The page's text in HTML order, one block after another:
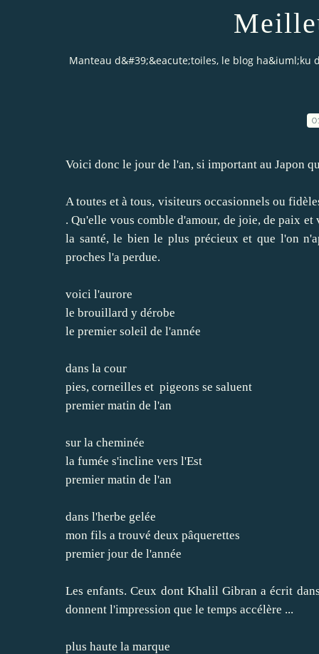
Manteau d&#39;&eacute;toiles, le blog ha&iuml;ku
Voici donc le jour de l'an, si important au Japon
A toutes et à tous, visiteurs occasionnels ou
. Qu'elle vous comble d'amour, de joie, de paix
la santé, le bien le plus précieux et que l'on
proches l'a perdue.
voici l'aurore
le brouillard y dérobe
le premier soleil de l'année
dans la cour
pies, corneilles et pigeons se saluent
premier matin de l'an
sur la cheminée
la fumée s'incline vers l'Est
premier matin de l'an
dans l'herbe gelée
mon fils a trouvé deux pâquerettes
premier jour de l'année
Les enfants. Ceux dont Khalil Gibran a écrit
donnent l'impression que le temps accélère ...
plus haute la marque